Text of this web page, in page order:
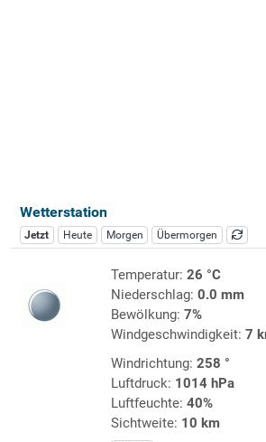
Wetterstation
Jetzt Heute Morgen Übermorgen
Temperatur: 26 °C
Niederschlag: 0.0 mm
Bewölkung: 7%
Windgeschwindigkeit: 7
Windrichtung: 258 °
Luftdruck: 1014 hPa
Luftfeuchte: 40%
Sichtweite: 10 km